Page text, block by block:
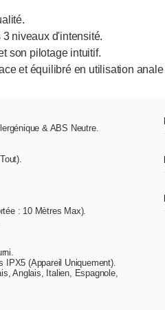
3 niveaux d'intensité.
son pilotage intuitif.
et équilibré en utilisation
& ABS Neutre.
: 10 Mètres Max).
(Appareil Uniquement).
Anglais, Italien, Espagnole,